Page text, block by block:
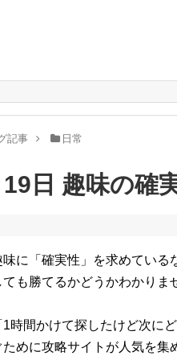
記事 日常
日 趣味の確
に「確実性」を求めている
も勝てるかどうかわかり
時間かけて探したけど次に
めに攻略サイトが人気を集